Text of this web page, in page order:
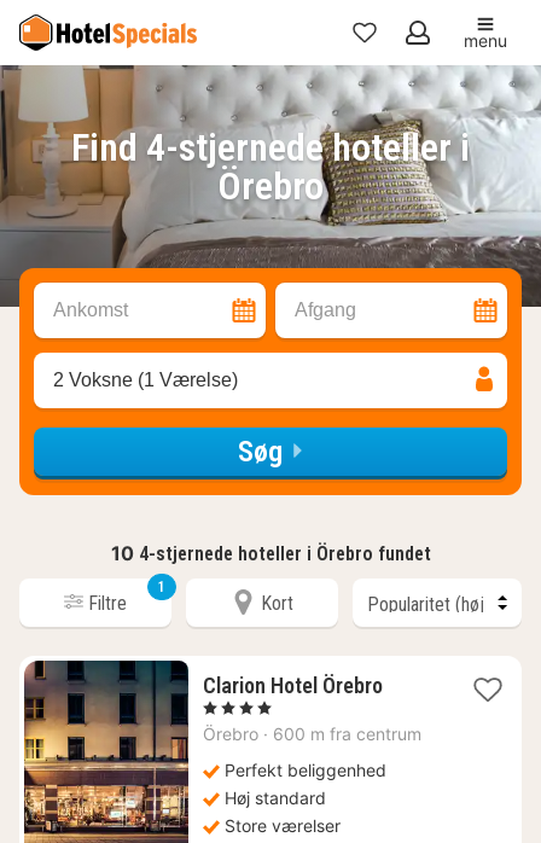
Mine
favoritter
menu
Find 4-stjernede hoteller i
Örebro
Ankomst Afgang
2 Voksne (1 Værelse)
Søg
10 4-stjernede hoteller i Örebro fundet
Filtre
1
Kort
Clarion Hotel Örebro1
fra
kr.
, 4 Stjerner
Örebro · 600 m fra centrum
Perfekt beliggenhed
Høj standard
Store værelser